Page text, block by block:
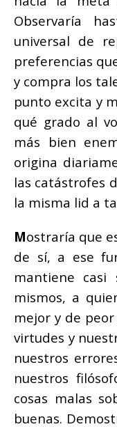
Observaría
universal de
preferencias
y compra los
punto excita y
qué grado al
más bien
origina
las catástrofes
la misma lid a
Mostraría que
de sí, a ese
mantiene casi
mismos, a
mejor y de
virtudes y
nuestros
nuestros
cosas malas
buenas.